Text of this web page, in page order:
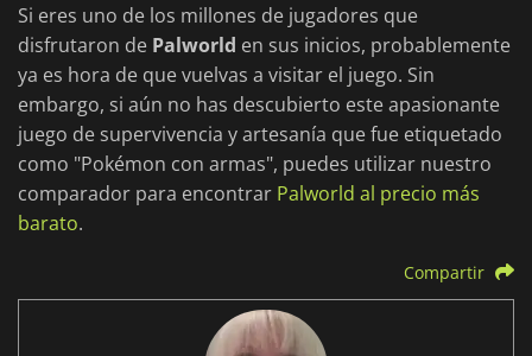
Si eres uno de los millones de jugadores que
disfrutaron de Palworld en sus inicios, probablemente
ya es hora de que vuelvas a visitar el juego. Sin
embargo, si aún no has descubierto este apasionante
juego de supervivencia y artesanía que fue etiquetado
como "Pokémon con armas", puedes utilizar nuestro
comparador para encontrar Palworld al precio más
barato.
Compartir